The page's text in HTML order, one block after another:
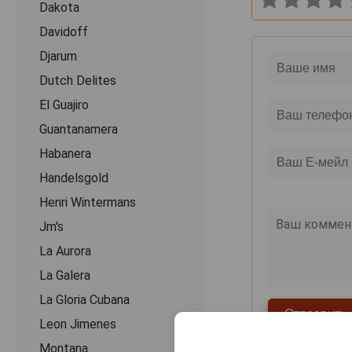
Dakota
Davidoff
Djarum
Dutch Delites
El Guajiro
Guantanamera
Habanera
Handelsgold
Henri Wintermans
Jm's
La Aurora
La Galera
La Gloria Cubana
Leon Jimenes
Montana